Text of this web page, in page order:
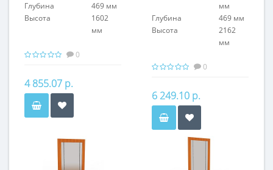
Глубина
469 мм
Высота
1602
мм
0
4 855.07 р.
мм
Глубина
469 мм
Высота
2162
мм
0
6 249.10 р.